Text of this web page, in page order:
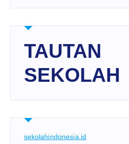
TAUTAN
SEKOLAH
sekolahindonesia.id